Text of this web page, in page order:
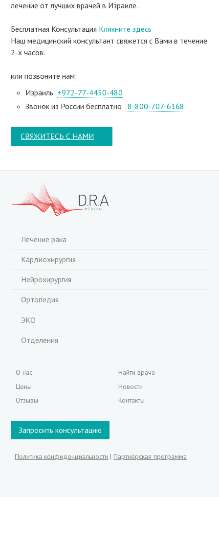
лечение от лучших врачей в Израиле.
Бесплатная Консультация Кликните здесь
Наш медицинский консультант свяжeтся с Вами в течение
2-х часов.
или позвоните нам:
Израиль +972-77-4450-480
Звонок из России бесплатно8-800-707-6168
СВЯЖИТЕСЬ С НАМИ
Лечение рака
Кардиохирургия
Нейрохирургия
Ортопедия
ЭКО
Отделения
О нас
Цены
Отзывы
Найти врача
Новости
Контакты
Запросить консультацию
Политика конфиденциальности | Партнёрская программа